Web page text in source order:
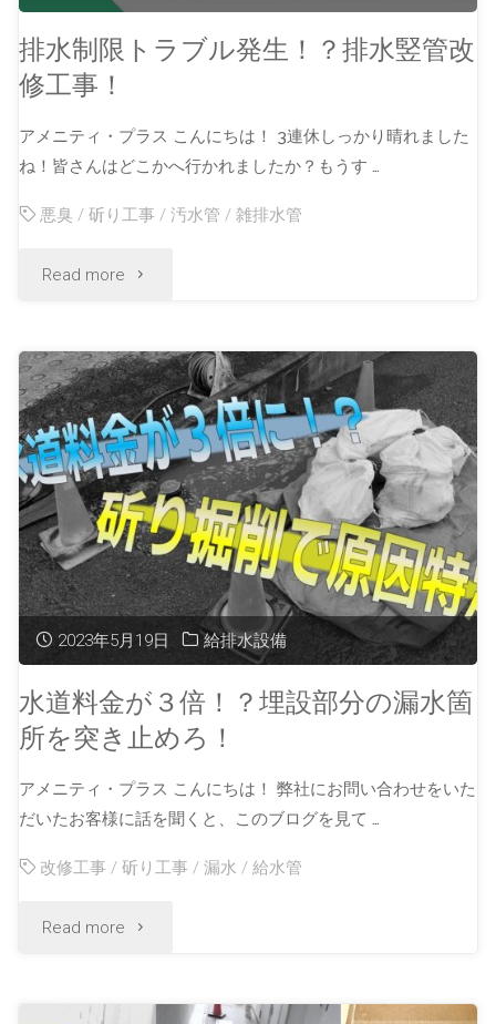
排水制限トラブル発生！？排水竪管改
修工事！
アメニティ・プラス こんにちは！ 3連休しっかり晴れました
ね！皆さんはどこかへ行かれましたか？もうす …
悪臭 /斫り工事 /汚水管 /雑排水管
Read more
2023年5月19日 給排水設備
水道料金が３倍！？埋設部分の漏水箇
所を突き止めろ！
アメニティ・プラス こんにちは！ 弊社にお問い合わせをいた
だいたお客様に話を聞くと、このブログを見て …
改修工事 /斫り工事 /漏水 /給水管
Read more